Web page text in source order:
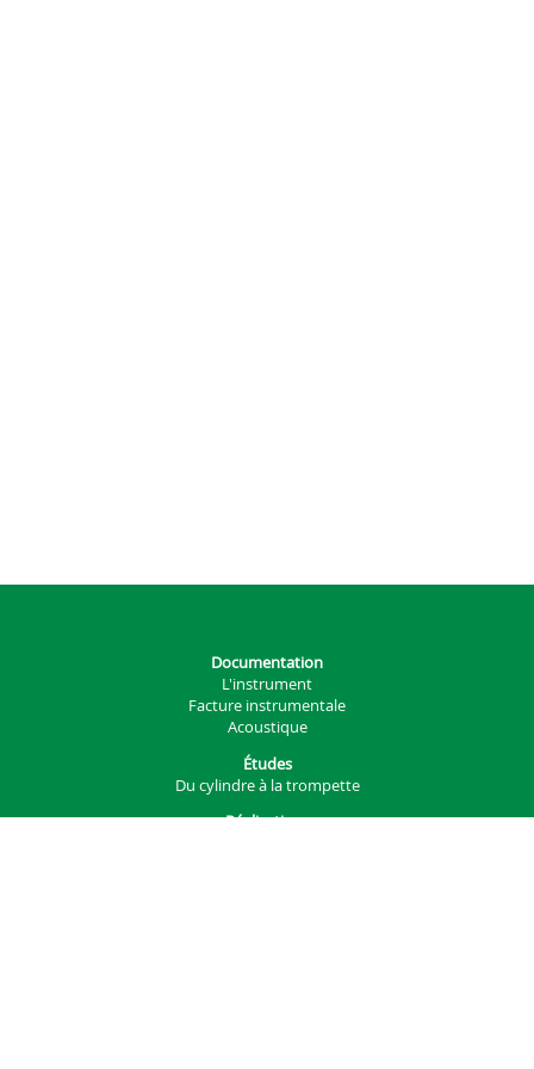
Documentation
L'instrument
Facture instrumentale
Acoustique
Études
Du cylindre à la trompette
Réalisations